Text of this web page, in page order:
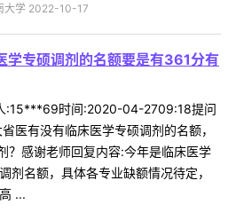
大学 2022-10-17
学专硕调剂的名额要是有361分有
:15***69时间:2020-04-2709:18提问
医有没有临床医学专硕调剂的名额，
？感谢老师回复内容:今年是临床医学
剂名额，具体各专业缺额情况待定，
...